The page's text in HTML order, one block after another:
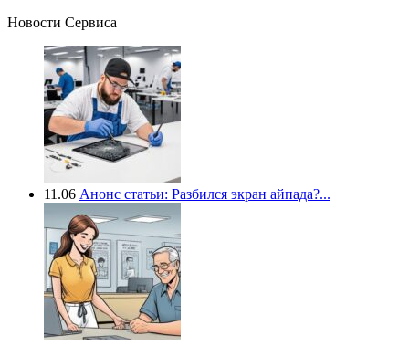
Новости Сервиса
11.06 Анонс статьи: Разбился экран айпада?...